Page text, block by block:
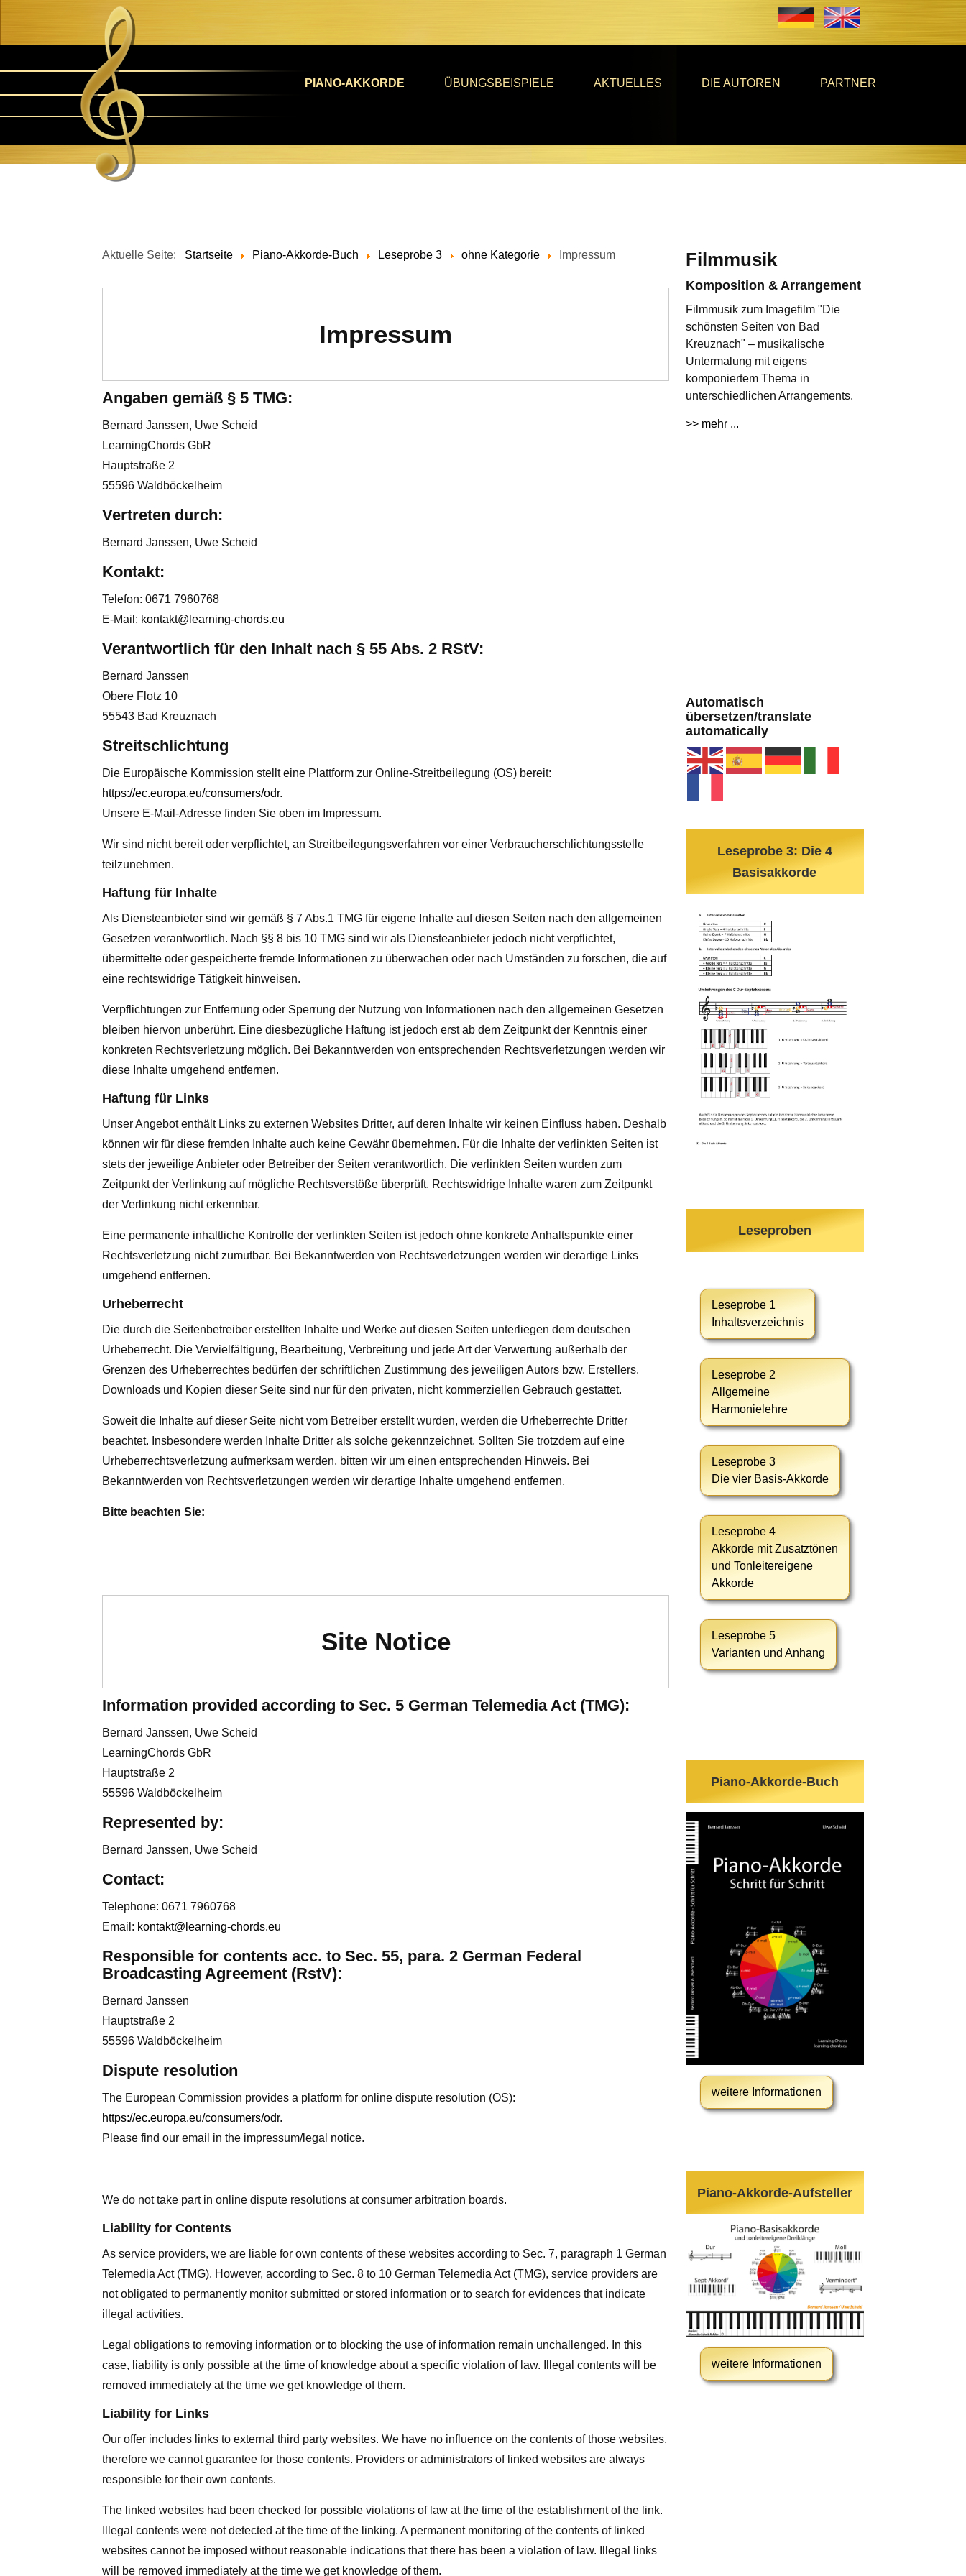
PIANO-AKKORDE ÜBUNGSBEISPIELE AKTUELLES DIE AUTOREN PARTNER
Aktuelle Seite: Startseite Piano-Akkorde-Buch Leseprobe 3 ohne Kategorie Impressum
Impressum
Angaben gemäß § 5 TMG:
Bernard Janssen, Uwe Scheid
LearningChords GbR
Hauptstraße 2
55596 Waldböckelheim
Vertreten durch:
Bernard Janssen, Uwe Scheid
Kontakt:
Telefon: 0671 7960768
E-Mail: kontakt@learning-chords.eu
Verantwortlich für den Inhalt nach § 55 Abs. 2 RStV:
Bernard Janssen
Obere Flotz 10
55543 Bad Kreuznach
Streitschlichtung
Die Europäische Kommission stellt eine Plattform zur Online-Streitbeilegung (OS) bereit:
https://ec.europa.eu/consumers/odr.
Unsere E-Mail-Adresse finden Sie oben im Impressum.
Wir sind nicht bereit oder verpflichtet, an Streitbeilegungsverfahren vor einer Verbraucherschlichtungsstelle
teilzunehmen.
Haftung für Inhalte
Als Diensteanbieter sind wir gemäß § 7 Abs.1 TMG für eigene Inhalte auf diesen Seiten nach den allgemeinen
Gesetzen verantwortlich. Nach §§ 8 bis 10 TMG sind wir als Diensteanbieter jedoch nicht verpflichtet,
übermittelte oder gespeicherte fremde Informationen zu überwachen oder nach Umständen zu forschen, die auf
eine rechtswidrige Tätigkeit hinweisen.
Verpflichtungen zur Entfernung oder Sperrung der Nutzung von Informationen nach den allgemeinen Gesetzen
bleiben hiervon unberührt. Eine diesbezügliche Haftung ist jedoch erst ab dem Zeitpunkt der Kenntnis einer
konkreten Rechtsverletzung möglich. Bei Bekanntwerden von entsprechenden Rechtsverletzungen werden wir
diese Inhalte umgehend entfernen.
Haftung für Links
Unser Angebot enthält Links zu externen Websites Dritter, auf deren Inhalte wir keinen Einfluss haben. Deshalb
können wir für diese fremden Inhalte auch keine Gewähr übernehmen. Für die Inhalte der verlinkten Seiten ist
stets der jeweilige Anbieter oder Betreiber der Seiten verantwortlich. Die verlinkten Seiten wurden zum
Zeitpunkt der Verlinkung auf mögliche Rechtsverstöße überprüft. Rechtswidrige Inhalte waren zum Zeitpunkt
der Verlinkung nicht erkennbar.
Eine permanente inhaltliche Kontrolle der verlinkten Seiten ist jedoch ohne konkrete Anhaltspunkte einer
Rechtsverletzung nicht zumutbar. Bei Bekanntwerden von Rechtsverletzungen werden wir derartige Links
umgehend entfernen.
Urheberrecht
Die durch die Seitenbetreiber erstellten Inhalte und Werke auf diesen Seiten unterliegen dem deutschen
Urheberrecht. Die Vervielfältigung, Bearbeitung, Verbreitung und jede Art der Verwertung außerhalb der
Grenzen des Urheberrechtes bedürfen der schriftlichen Zustimmung des jeweiligen Autors bzw. Erstellers.
Downloads und Kopien dieser Seite sind nur für den privaten, nicht kommerziellen Gebrauch gestattet.
Soweit die Inhalte auf dieser Seite nicht vom Betreiber erstellt wurden, werden die Urheberrechte Dritter
beachtet. Insbesondere werden Inhalte Dritter als solche gekennzeichnet. Sollten Sie trotzdem auf eine
Urheberrechtsverletzung aufmerksam werden, bitten wir um einen entsprechenden Hinweis. Bei
Bekanntwerden von Rechtsverletzungen werden wir derartige Inhalte umgehend entfernen.
Bitte beachten Sie:
Site Notice
Information provided according to Sec. 5 German Telemedia Act (TMG):
Bernard Janssen, Uwe Scheid
LearningChords GbR
Hauptstraße 2
55596 Waldböckelheim
Represented by:
Bernard Janssen, Uwe Scheid
Contact:
Telephone: 0671 7960768
Email: kontakt@learning-chords.eu
Responsible for contents acc. to Sec. 55, para. 2 German Federal
Broadcasting Agreement (RstV):
Bernard Janssen
Hauptstraße 2
55596 Waldböckelheim
Dispute resolution
The European Commission provides a platform for online dispute resolution (OS):
https://ec.europa.eu/consumers/odr.
Please find our email in the impressum/legal notice.
We do not take part in online dispute resolutions at consumer arbitration boards.
Liability for Contents
As service providers, we are liable for own contents of these websites according to Sec. 7, paragraph 1 German
Telemedia Act (TMG). However, according to Sec. 8 to 10 German Telemedia Act (TMG), service providers are
not obligated to permanently monitor submitted or stored information or to search for evidences that indicate
illegal activities.
Legal obligations to removing information or to blocking the use of information remain unchallenged. In this
case, liability is only possible at the time of knowledge about a specific violation of law. Illegal contents will be
removed immediately at the time we get knowledge of them.
Liability for Links
Our offer includes links to external third party websites. We have no influence on the contents of those websites,
therefore we cannot guarantee for those contents. Providers or administrators of linked websites are always
responsible for their own contents.
The linked websites had been checked for possible violations of law at the time of the establishment of the link.
Illegal contents were not detected at the time of the linking. A permanent monitoring of the contents of linked
websites cannot be imposed without reasonable indications that there has been a violation of law. Illegal links
will be removed immediately at the time we get knowledge of them.
Filmmusik
Komposition & Arrangement
Filmmusik zum Imagefilm "Die
schönsten Seiten von Bad
Kreuznach" – musikalische
Untermalung mit eigens
komponiertem Thema in
unterschiedlichen Arrangements.
>> mehr ...
Automatisch
übersetzen/translate
automatically
Leseprobe 3: Die 4
Basisakkorde
Leseproben
Leseprobe 1
Inhaltsverzeichnis
Leseprobe 2
Allgemeine
Harmonielehre
Leseprobe 3
Die vier Basis-Akkorde
Leseprobe 4
Akkorde mit Zusatztönen
und Tonleitereigene
Akkorde
Leseprobe 5
Varianten und Anhang
Piano-Akkorde-Buch
weitere Informationen
Piano-Akkorde-Aufsteller
weitere Informationen